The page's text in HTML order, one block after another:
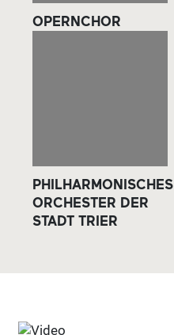
OPERNCHOR
PHILHARMONISCHES
ORCHESTER DER
STADT TRIER